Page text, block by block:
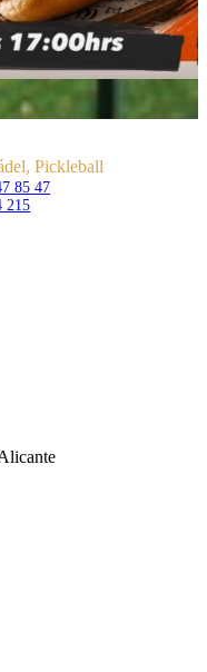
Pickleball
85 47
215